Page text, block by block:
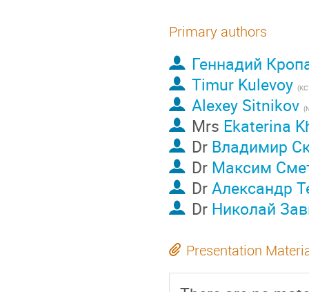
Primary authors
Геннадий
Timur Kulevoy
Alexey Sitnikov
Mrs Ekaterina
Dr Владимир
Dr Максим
DrАлександр
Dr Николай
Presentation